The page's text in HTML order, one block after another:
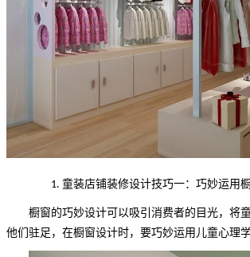
1. 童装店铺装修设计技巧一：巧妙运用
橱窗的巧妙设计可以吸引消费者的目光，将
他们驻足，在橱窗设计时，要巧妙运用儿童心理